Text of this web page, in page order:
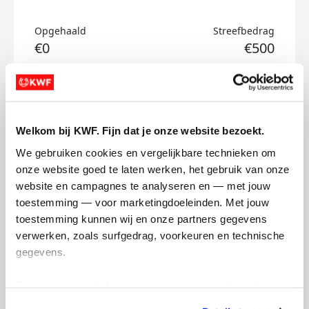
Welkom bij KWF. Fijn dat je onze website bezoekt.
We gebruiken cookies en vergelijkbare technieken om
onze website goed te laten werken, het gebruik van onze
website en campagnes te analyseren en — met jouw
toestemming — voor marketingdoeleinden. Met jouw
toestemming kunnen wij en onze partners gegevens
verwerken, zoals surfgedrag, voorkeuren en technische
gegevens.
Opgehaald
€0
Streefbedrag
€500
Doneer
Sam's badges